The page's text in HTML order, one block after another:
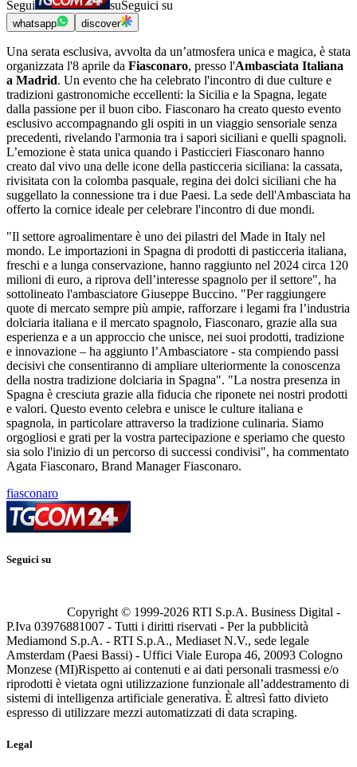
Segui suSeguici su
whatsapp discover
Una serata esclusiva, avvolta da un’atmosfera unica e magica, è stata
organizzata l'8 aprile da Fiasconaro, presso l'Ambasciata Italiana
a Madrid. Un evento che ha celebrato l'incontro di due culture e
tradizioni gastronomiche eccellenti: la Sicilia e la Spagna, legate
dalla passione per il buon cibo. Fiasconaro ha creato questo evento
esclusivo accompagnando gli ospiti in un viaggio sensoriale senza
precedenti, rivelando l'armonia tra i sapori siciliani e quelli spagnoli.
L’emozione è stata unica quando i Pasticcieri Fiasconaro hanno
creato dal vivo una delle icone della pasticceria siciliana: la cassata,
rivisitata con la colomba pasquale, regina dei dolci siciliani che ha
suggellato la connessione tra i due Paesi. La sede dell'Ambasciata ha
offerto la cornice ideale per celebrare l'incontro di due mondi.
"Il settore agroalimentare è uno dei pilastri del Made in Italy nel
mondo. Le importazioni in Spagna di prodotti di pasticceria italiana,
freschi e a lunga conservazione, hanno raggiunto nel 2024 circa 120
milioni di euro, a riprova dell’interesse spagnolo per il settore", ha
sottolineato l'ambasciatore Giuseppe Buccino. "Per raggiungere
quote di mercato sempre più ampie, rafforzare i legami fra l’industria
dolciaria italiana e il mercato spagnolo, Fiasconaro, grazie alla sua
esperienza e a un approccio che unisce, nei suoi prodotti, tradizione
e innovazione – ha aggiunto l’Ambasciatore - sta compiendo passi
decisivi che consentiranno di ampliare ulteriormente la conoscenza
della nostra tradizione dolciaria in Spagna". "La nostra presenza in
Spagna è cresciuta grazie alla fiducia che riponete nei nostri prodotti
e valori. Questo evento celebra e unisce le culture italiana e
spagnola, in particolare attraverso la tradizione culinaria. Siamo
orgogliosi e grati per la vostra partecipazione e speriamo che questo
sia solo l'inizio di un percorso di successi condivisi", ha commentato
Agata Fiasconaro, Brand Manager Fiasconaro.
fiasconaro
Seguici su
Copyright © 1999-2026 RTI S.p.A. Business Digital -
P.Iva 03976881007 - Tutti i diritti riservati - Per la pubblicità
Mediamond S.p.A. - RTI S.p.A., Mediaset N.V., sede legale
Amsterdam (Paesi Bassi) - Uffici Viale Europa 46, 20093 Cologno
Monzese (MI)Rispetto ai contenuti e ai dati personali trasmessi e/o
riprodotti è vietata ogni utilizzazione funzionale all’addestramento di
sistemi di intelligenza artificiale generativa. È altresì fatto divieto
espresso di utilizzare mezzi automatizzati di data scraping.
Legal